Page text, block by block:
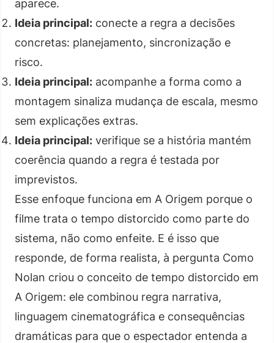
aparece.
Ideia principal: conecte a regra a decisões
concretas: planejamento, sincronização e
risco.
Ideia principal: acompanhe a forma como a
montagem sinaliza mudança de escala, mesmo
sem explicações extras.
Ideia principal: verifique se a história mantém
coerência quando a regra é testada por
imprevistos.
Esse enfoque funciona em A Origem porque o
filme trata o tempo distorcido como parte do
sistema, não como enfeite. E é isso que
responde, de forma realista, à pergunta Como
Nolan criou o conceito de tempo distorcido em
A Origem: ele combinou regra narrativa,
linguagem cinematográfica e consequências
dramáticas para que o espectador entenda a